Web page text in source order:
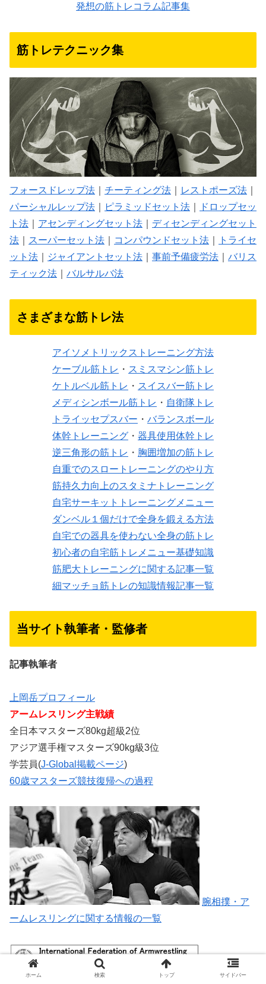
発想の筋トレコラム記事集
筋トレテクニック集
フォースドレップ法 チーティング法 レストポーズ法
パーシャルレップ法
ピラミッドセット法
ドロップセッ
ト法
アセンディングセット法
ディセンディングセット
法
スーパーセット法 コンパウンドセット法
トライセ
ット法
ジャイアントセット法 事前予備疲労法
バリス
ティック法
バルサルバ法
さまざまな筋トレ法
アイソメトリックストレーニング方法
ケーブル筋トレ ・ スミスマシン筋トレ
ケトルベル筋トレ ・ スイスバー筋トレ
メディシンボール筋トレ ・ 自衛隊トレ
トライッセプスバー ・ バランスボール
体幹トレーニング ・ 器具使用体幹トレ
逆三角形の筋トレ ・ 胸囲増加の筋トレ
自重でのスロートレーニングのやり方
筋持久力向上のスタミナトレーニング
自宅サーキットトレーニングメニュー
ダンベル１個だけで全身を鍛える方法
自宅での器具を使わない全身の筋トレ
初心者の自宅筋トレメニュー基礎知識
筋肥大トレーニングに関する記事一覧
細マッチョ筋トレの知識情報記事一覧
当サイト執筆者・監修者
記事執筆者
上岡岳プロフィール
アームレスリング主戦績
全日本マスターズ80kg超級2位
アジア選手権マスターズ90kg級3位
学芸員(J-Global掲載ページ)
60歳マスターズ競技復帰への過程
腕相撲・ア
ームレスリングに関する情報の一覧
IFA国際アー
ホーム 検索 トップ サイドバー